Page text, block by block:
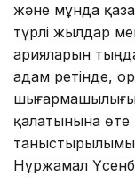
және мұнда
түрлі жылдар
арияларын
адам ретінде,
қалатынына
Нұржамал